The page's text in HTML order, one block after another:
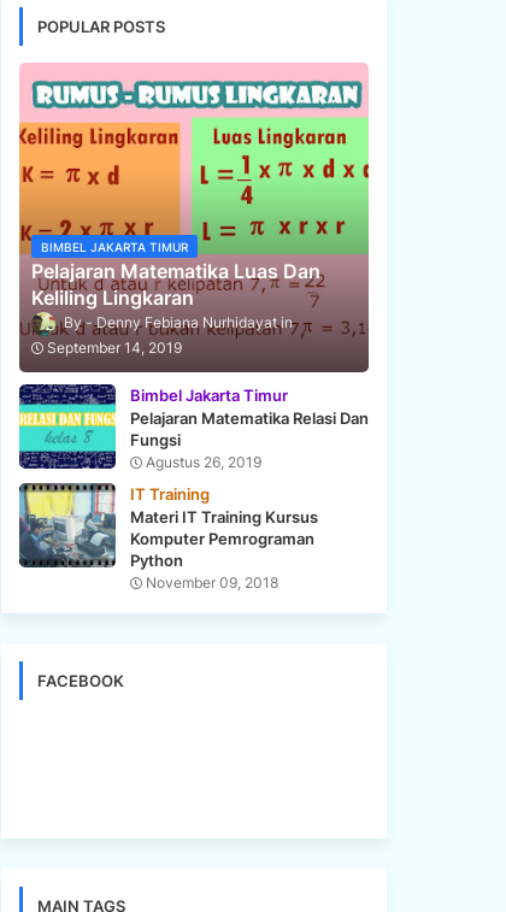
POPULAR POSTS
BIMBEL JAKARTA TIMUR
Pelajaran Matematika Luas Dan
Keliling Lingkaran
Denny Febiana Nurhidayat
September 14, 2019
Bimbel Jakarta Timur
Pelajaran Matematika Relasi Dan
Fungsi
Agustus 26, 2019
IT Training
Materi IT Training Kursus
Komputer Pemrograman
Python
November 09, 2018
FACEBOOK
MAIN TAGS